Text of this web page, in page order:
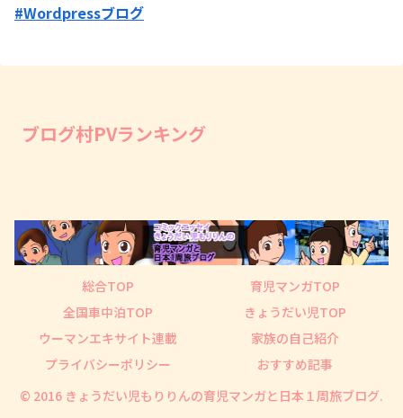
#Wordpressブログ
ブログ村PVランキング
総合TOP
育児マンガTOP
全国車中泊TOP
きょうだい児TOP
ウーマンエキサイト連載
家族の自己紹介
プライバシーポリシー
おすすめ記事
© 2016 きょうだい児もりりんの育児マンガと日本１周旅ブログ.